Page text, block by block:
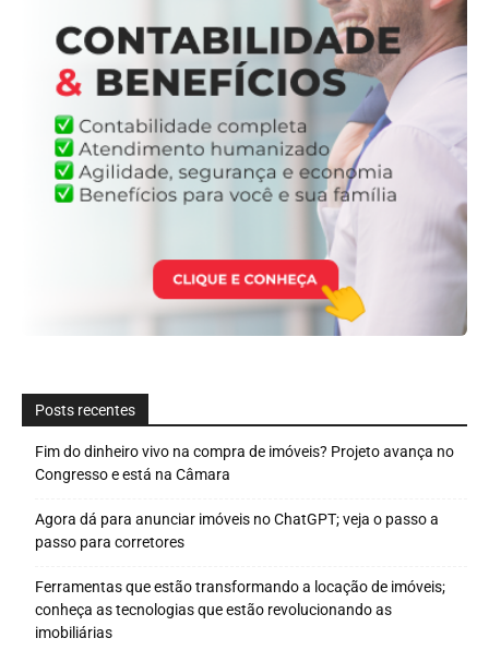
Posts recentes
Fim do dinheiro vivo na compra de imóveis? Projeto avança no
Congresso e está na Câmara
Agora dá para anunciar imóveis no ChatGPT; veja o passo a
passo para corretores
Ferramentas que estão transformando a locação de imóveis;
conheça as tecnologias que estão revolucionando as
imobiliárias